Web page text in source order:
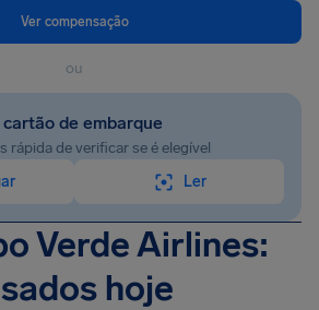
Ver compensação
ou
cartão de embarque
rápida de verificar se é elegível
Ler
Verde Airlines:
hoje